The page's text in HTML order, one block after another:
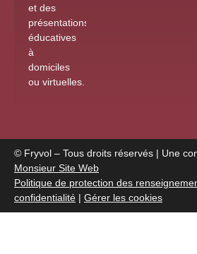
et des
présentations
éducatives
à
domiciles
ou virtuelles.
© Fryvol – Tous droits réservés | Une
Monsieur Site Web
Politique de protection des
confidentialité | Gérer les cookies